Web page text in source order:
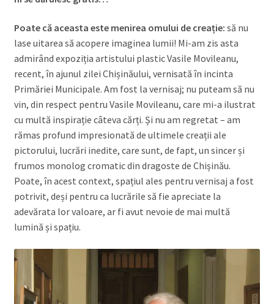
Poate că aceasta este menirea omului de creație: să nu
lase uitarea să acopere imaginea lumii! Mi-am zis asta
admirând expoziția artistului plastic Vasile Movileanu,
recent, în ajunul zilei Chișinăului, vernisată în incinta
Primăriei Municipale. Am fost la vernisaj; nu puteam să nu
vin, din respect pentru Vasile Movileanu, care mi-a ilustrat
cu multă inspirație câteva cărți. Și nu am regretat – am
rămas profund impresionată de ultimele creații ale
pictorului, lucrări inedite, care sunt, de fapt, un sincer și
frumos monolog cromatic din dragoste de Chișinău.
Poate, în acest context, spațiul ales pentru vernisaj a fost
potrivit, deși pentru ca lucrările să fie apreciate la
adevărata lor valoare, ar fi avut nevoie de mai multă
lumină și spațiu.